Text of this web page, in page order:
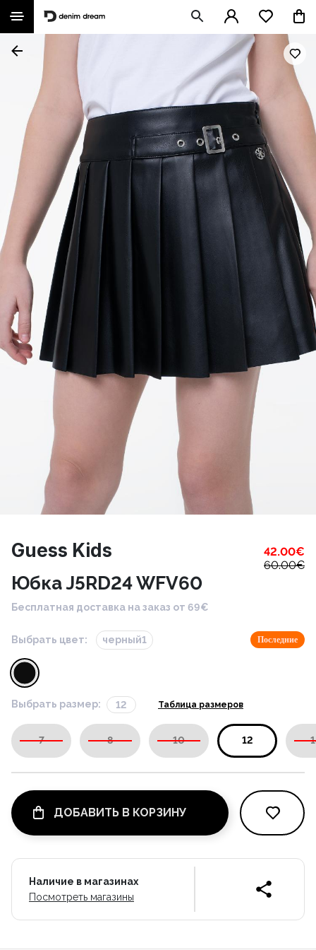
Guess Kids 42.00€
60.00€
Юбка J5RD24 WFV60
Бесплатная доставка на заказ от 69€
Выбрать цвет: черный1 Последние
Выбрать размер: 12 Таблица размеров
7 8 10 12
ДОБАВИТЬ В КОРЗИНУ
Наличие в магазинах
Посмотреть магазины